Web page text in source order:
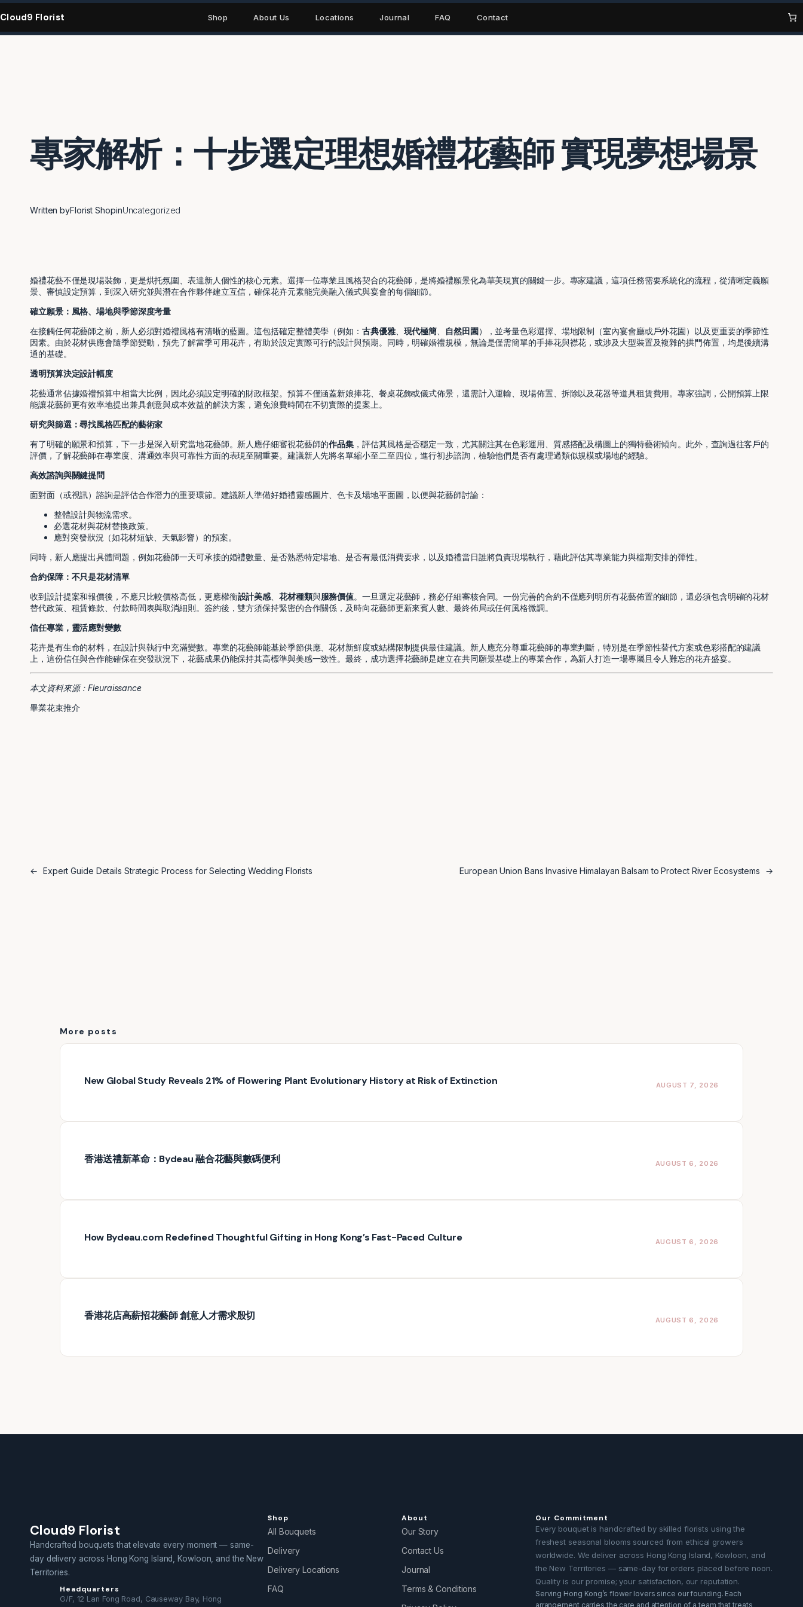
Skip
to
Cloud9 Florist Shop About Us Locations Journal FAQ Contact
專家解析：十步選定理想婚禮花藝師 實現夢想場景
Written byFlorist ShopinUncategorized
婚禮花藝不僅是現場裝飾，更是烘托氛圍、表達新人個性的核心元素。選擇一位專業且風格契合的花藝師，是將婚禮願景化為華美現實的關鍵一步。專家建議，這項任務需要系統化的流程，從清晰定義願
景、審慎設定預算，到深入研究並與潛在合作夥伴建立互信，確保花卉元素能完美融入儀式與宴會的每個細節。
確立願景：風格、場地與季節深度考量
在接觸任何花藝師之前，新人必須對婚禮風格有清晰的藍圖。這包括確定整體美學（例如： 古典優雅、 現代極簡 自然田園），並考量色彩選擇、場地限制（室內宴會廳或戶外花園）以及更重要的季節性
因素。由於花材供應會隨季節變動，預先了解當季可用花卉，有助於設定實際可行的設計與預期。同時，明確婚禮規模，無論是僅需簡單的手捧花與襟花，或涉及大型裝置及複雜的拱門佈置，均是後續溝
通的基礎。
透明預算決定設計幅度
花藝通常佔據婚禮預算中相當大比例，因此必須設定明確的財政框架。預算不僅涵蓋新娘捧花、餐桌花飾或儀式佈景，還需計入運輸、現場佈置、拆除以及花器等道具租賃費用。專家強調，公開預算上限
能讓花藝師更有效率地提出兼具創意與成本效益的解決方案，避免浪費時間在不切實際的提案上。
研究與篩選：尋找風格匹配的藝術家
有了明確的願景和預算，下一步是深入研究當地花藝師。新人應仔細審視花藝師的作品集 ，評估其風格是否穩定一致，尤其關注其在色彩運用、質感搭配及構圖上的獨特藝術傾向。此外，查詢過往客戶的
評價，了解花藝師在專業度、溝通效率與可靠性方面的表現至關重要。建議新人先將名單縮小至二至四位，進行初步諮詢，檢驗他們是否有處理過類似規模或場地的經驗。
高效諮詢與關鍵提問
面對面（或視訊）諮詢是評估合作潛力的重要環節。建議新人準備好婚禮靈感圖片、色卡及場地平面圖，以便與花藝師討論：
整體設計與物流需求。
必選花材與花材替換政策。
應對突發狀況（如花材短缺、天氣影響）的預案。
同時，新人應提出具體問題，例如花藝師一天可承接的婚禮數量、是否熟悉特定場地、是否有最低消費要求，以及婚禮當日誰將負責現場執行，藉此評估其專業能力與檔期安排的彈性。
合約保障：不只是花材清單
收到設計提案和報價後，不應只比較價格高低，更應權衡設計美感 、花材種類與服務價值。一旦選定花藝師，務必仔細審核合同。一份完善的合約不僅應列明所有花藝佈置的細節，還必須包含明確的花材
替代政策、租賃條款、付款時間表與取消細則。簽約後，雙方須保持緊密的合作關係，及時向花藝師更新來賓人數、最終佈局或任何風格微調。
信任專業，靈活應對變數
花卉是有生命的材料，在設計與執行中充滿變數。專業的花藝師能基於季節供應、花材新鮮度或結構限制提供最佳建議。新人應充分尊重花藝師的專業判斷，特別是在季節性替代方案或色彩搭配的建議
上，這份信任與合作能確保在突發狀況下，花藝成果仍能保持其高標準與美感一致性。最終，成功選擇花藝師是建立在共同願景基礎上的專業合作，為新人打造一場專屬且令人難忘的花卉盛宴。
本文資料來源：Fleuraissance
畢業花束推介
← Expert Guide Details Strategic Process for Selecting Wedding Florists European Union Bans Invasive Himalayan Balsam to Protect River Ecosystems →
More posts
New Global Study Reveals 21% of Flowering Plant Evolutionary History at Risk of Extinction AUGUST 7, 2026
香港送禮新革命：Bydeau 融合花藝與數碼便利 AUGUST 6, 2026
How Bydeau.com Redefined Thoughtful Gifting in Hong Kong’s Fast-Paced Culture AUGUST 6, 2026
香港花店高薪招花藝師 創意人才需求殷切 AUGUST 6, 2026
Cloud9 Florist
Handcrafted bouquets that elevate every moment — same-
day delivery across Hong Kong Island, Kowloon, and the New
Territories.
Headquarters
G/F, 12 Lan Fong Road, Causeway Bay, Hong
Shop
All Bouquets
Delivery
Delivery Locations
FAQ
About
Our Story
Contact Us
Journal
Terms & Conditions
Our Commitment
Every bouquet is handcrafted by skilled florists using the
freshest seasonal blooms sourced from ethical growers
worldwide. We deliver across Hong Kong Island, Kowloon, and
the New Territories — same-day for orders placed before noon.
Quality is our promise; your satisfaction, our reputation.
Serving Hong Kong’s flower lovers since our founding. Each
arrangement carries the care and attention of a team that treats